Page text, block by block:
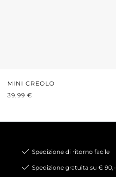
MINI CREOLO
PREZZO NORMALE:
39,99 €
Spedizione di ritorno facile
Spedizione gratuita su € 90,-